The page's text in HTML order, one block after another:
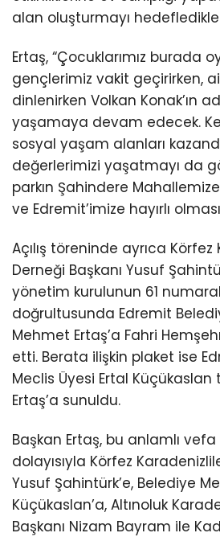
alan oluşturmayı
Ertaş, “Çocuklarımız burada
gençlerimiz vakit geçirirken,
dinlenirken Volkan Konak’ın
yaşamaya devam edecek.
sosyal yaşam alanları
değerlerimizi yaşatmayı da
parkın Şahindere
ve Edremit’imize hayırlı
Açılış töreninde ayrıca
Derneği Başkanı Yusuf
yönetim kurulunun 61
doğrultusunda Edremit
Mehmet Ertaş’a Fahri
etti. Berata ilişkin plaket ise
Meclis Üyesi Ertal
Ertaş’a sunuldu.
Başkan Ertaş, bu anlamlı
dolayısıyla Körfez
Yusuf Şahintürk’e, Belediye
Küçükaslan’a, Altınoluk
Başkanı Nizam Bayram ile